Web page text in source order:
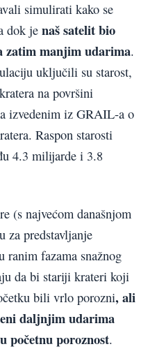
simulirati kako se
dok je naš satelit bio
zatim manjim udarima.
uključili su starost,
na površini
izvedenim iz GRAIL-a o
Raspon starosti
4.3 milijarde i 3.8
(s najvećom današnjom
za predstavljanje
ranim fazama snažnog
da bi stariji krateri koji
bili vrlo porozni, ali
daljnjim udarima
početnu poroznost.